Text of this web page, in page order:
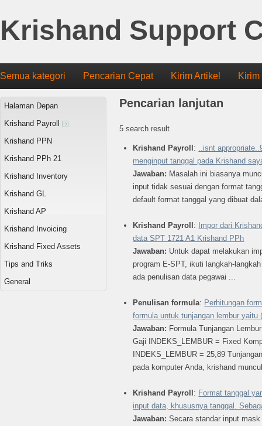
Krishand Support
Semua kategori Pencarian Cepat Kirim Artikel
Halaman Depan
Krishand Payroll
Krishand PPN
Krishand PPh 21
Krishand Inventory
Krishand GL
Krishand AP
Krishand Invoicing
Krishand Fixed Assets
Tips and Triks
General
Pencarian lanjutan
5 search result
Krishand Payroll:
..isnt
menginput tanggal pada Krishand
Jawaban: Masalah ini biasanya
input tidak sesuai dengan format
default format tanggal yang dibuat
Krishand Payroll: Impor dari
data SPT 1721 A1 Krishand PPh
Jawaban: Untuk dapat melakukan
program E-SPT, ikuti langkah-
ada penulisan data pegawai ...
Penulisan formula: Perhitungan
formula untuk tunjangan lembur
Jawaban: Formula Tunjangan
Gaji INDEKS_LEMBUR = Fixed
INDEKS_LEMBUR = 25,89
pada komputer Anda, krishand
Krishand Payroll: Format tanggal
input data, khususnya tanggal.
Jawaban:Secara standar input